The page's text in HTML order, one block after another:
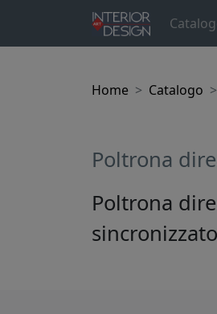
Home Catalogo
Poltrona
Poltrona